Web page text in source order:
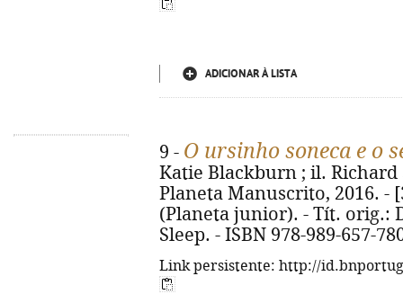
ADICIONAR À LISTA
9 - O ursinho soneca e o
Katie Blackburn ; il. Richard
Planeta Manuscrito, 2016. -
(Planeta junior). - Tít. orig.:
Sleep. - ISBN 978-989-657-
Link persistente: http://